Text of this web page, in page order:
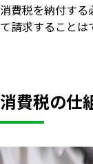
消費税を納付す
て請求すること
消費税の仕